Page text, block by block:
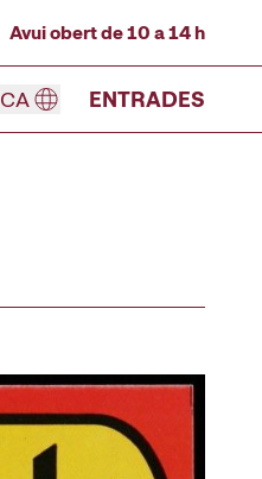
Avui obert de 10 a 14 h
CA ENTRADES